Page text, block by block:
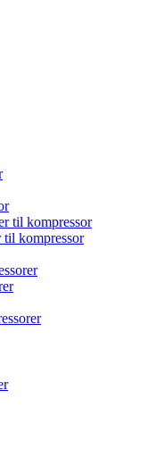
til kompressor
kompressor